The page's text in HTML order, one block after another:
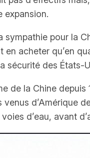
expansion.
sympathie pour la
acheter qu’en
sécurité des États-
de la Chine depuis
venus d’Amérique
d’eau, avant